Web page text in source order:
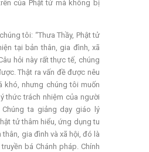
của Phật tử mà không bị
tôi: “Thưa Thầy, Phật tử
tại bản thân, gia đình, xã
hỏi này rất thực tế, chúng
Thật ra vấn đề được nêu
khó, nhưng chúng tôi muốn
thức trách nhiệm của người
ta giảng dạy giáo lý
tử thâm hiểu, ứng dụng tu
thân, gia đình và xã hội, đó là
bá Chánh pháp. Chính